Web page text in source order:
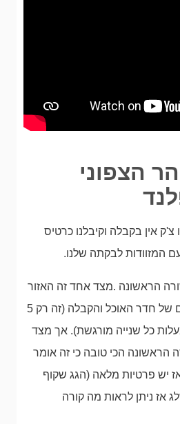
הצפוני
אין בקבלה וקיבלנו כרטיס
המזוודות לבקתה שלנו.
הראשונה .מצד אחד זה האזור
המרוחק יותר מהמתחם של חדר האוכל והקבלה (זה רק 5
אבל ב20- מעלות כל שנייה מורגשת). אך מצד
הראשונה הכי טובה כי זה אומר
יש פרטיות מלאה (הגג שקוף
אז ניתן לראות מה קורה